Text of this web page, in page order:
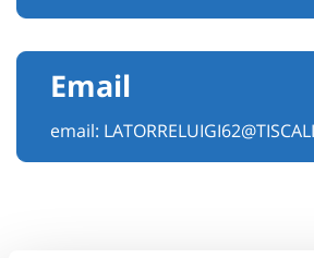
Email
email: